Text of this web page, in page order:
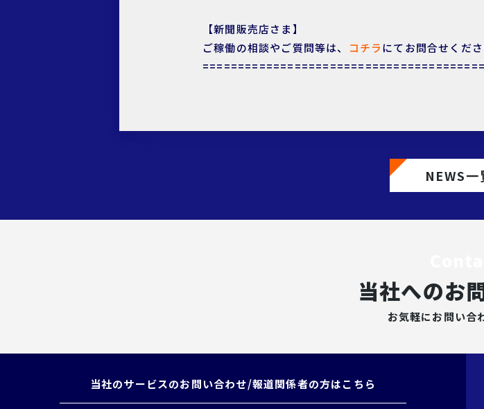
【新聞販売店さま】
ご稼働の相談やご質問等は、
コチラにてお問合せくださ
NEWS一
当社へのお
お気軽にお問い合
当社のサービスのお問い合わせ/報道関係者の方はこちら